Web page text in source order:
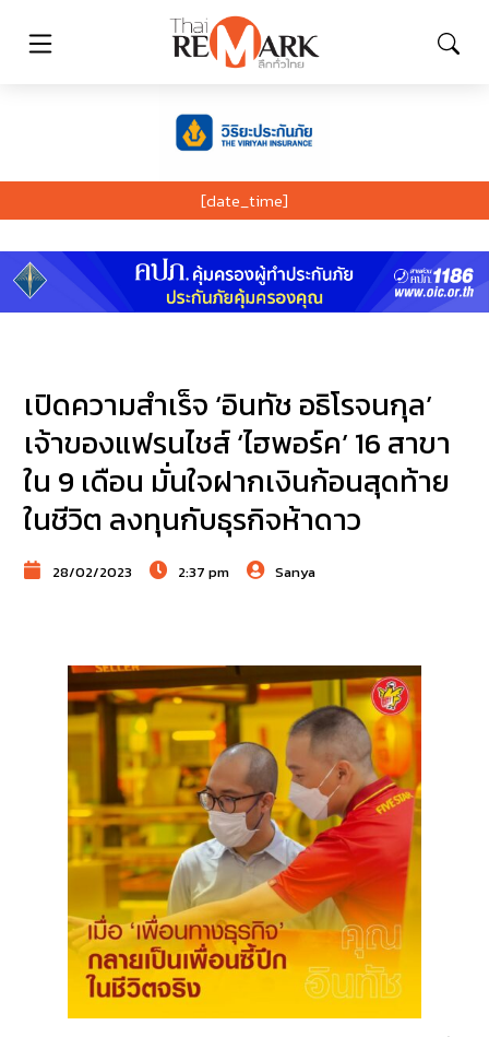
[date_time]
เปิดความสำเร็จ ‘อินทัช อธิโรจนกุล’
เจ้าของแฟรนไชส์ ‘ไฮพอร์ค’ 16 สาขา
ใน 9 เดือน มั่นใจฝากเงินก้อนสุดท้าย
ในชีวิต ลงทุนกับธุรกิจห้าดาว
28/02/2023 2:37 pm Sanya